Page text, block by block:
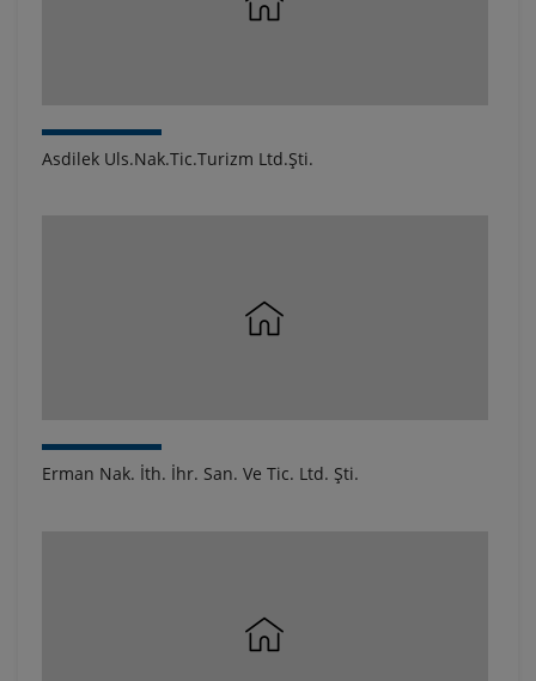
Asdilek Uls.Nak.Tic.Turizm Ltd.Şti.
Erman Nak. İth. İhr. San. Ve Tic. Ltd. Şti.